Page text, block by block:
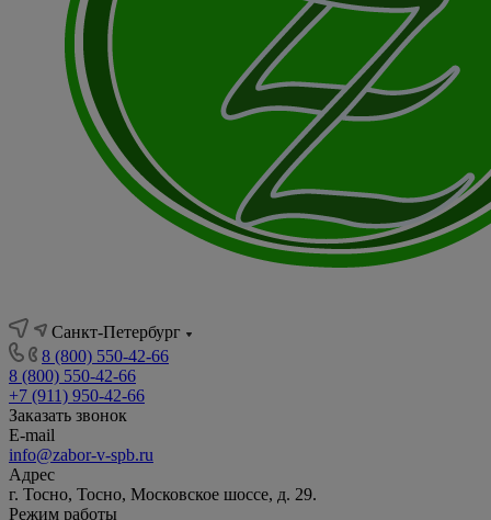
Санкт-Петербург
8 (800) 550-42-66
8 (800) 550-42-66
+7 (911) 950-42-66
Заказать звонок
E-mail
info@zabor-v-spb.ru
Адрес
г. Тосно, Тосно, Московское шоссе, д. 29.
Режим работы